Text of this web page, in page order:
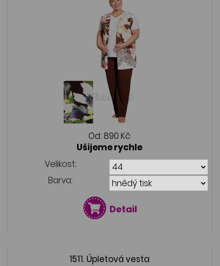
Od: 890 Kč
Ušijeme rychle
Velikost:
Barva:
Detail
1511. Úpletová vesta